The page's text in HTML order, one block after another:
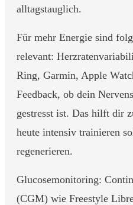
alltagstauglich.
Für mehr Energie sind
relevant:
Ring, Garmin, Apple
Feedback, ob dein
gestresst ist. Das hilft dir
heute intensiv trainieren
regenerieren.
Glucosemonitoring:
(CGM) wie Freestyle